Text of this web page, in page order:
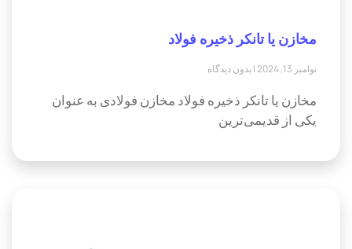
مخازن یا تانکر ذخیره فولاد
نوامبر 13, 2024 بدون دیدگاه
مخازن یا تانکر ذخیره فولاد مخازن فولادی به عنوان
یکی از قدیمی‌ترین